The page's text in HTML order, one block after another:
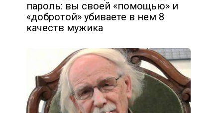
пароль: вы своей «помощью» и
«добротой» убиваете в нем 8
качеств мужика